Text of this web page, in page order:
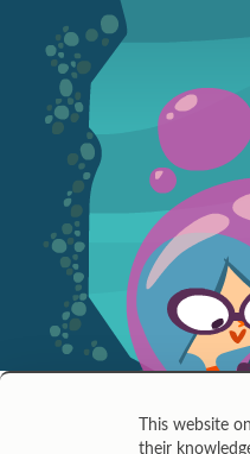
This website
their